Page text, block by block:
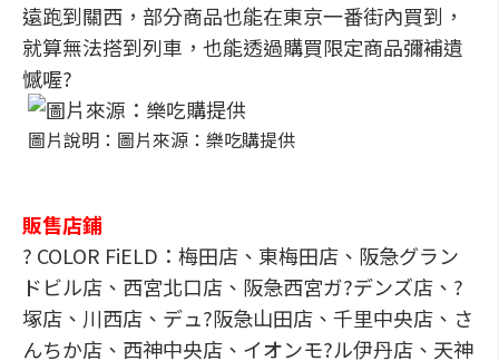
遠跑到關西，部分商品也能在東京一番街內買到，
就算無法搭到列車，也能透過購買限定商品彌補遺
憾喔?
圖片說明：圖片來源：樂吃購提供
販售店鋪
? COLOR FiELD：梅田店、東梅田店、阪急グラン
ドビル店、西宮北口店、阪急西宮ガ?デンズ店、?
塚店、川西店、デュ?阪急山田店、千里中央店、さ
んちか店、西神中央店、イオンモ?ル伊丹店、天神